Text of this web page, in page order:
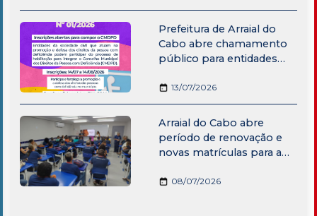
Prefeitura de Arraial do
Cabo abre chamamento
público para entidades
Municipal dos Direitos da
Pessoa com Deficiência
13/07/2026
Arraial do Cabo abre
período de renovação e
novas matrículas para a
Adultos
08/07/2026